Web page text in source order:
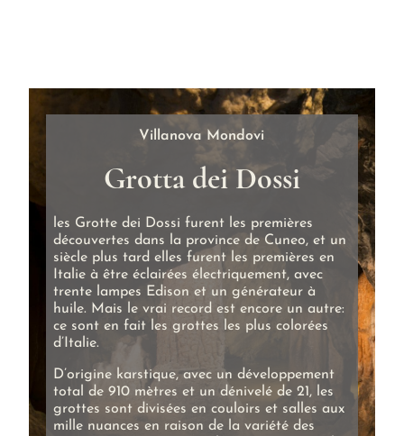
Villanova Mondovi
Grotta dei Dossi
les Grotte dei Dossi furent les premières
découvertes dans la province de Cuneo, et un
siècle plus tard elles furent les premières en
Italie à être éclairées électriquement, avec
trente lampes Edison et un générateur à
huile. Mais le vrai record est encore un autre:
ce sont en fait les grottes les plus colorées
d’Italie.
D’origine karstique, avec un développement
total de 910 mètres et un dénivelé de 21, les
grottes sont divisées en couloirs et salles aux
mille nuances en raison de la variété des